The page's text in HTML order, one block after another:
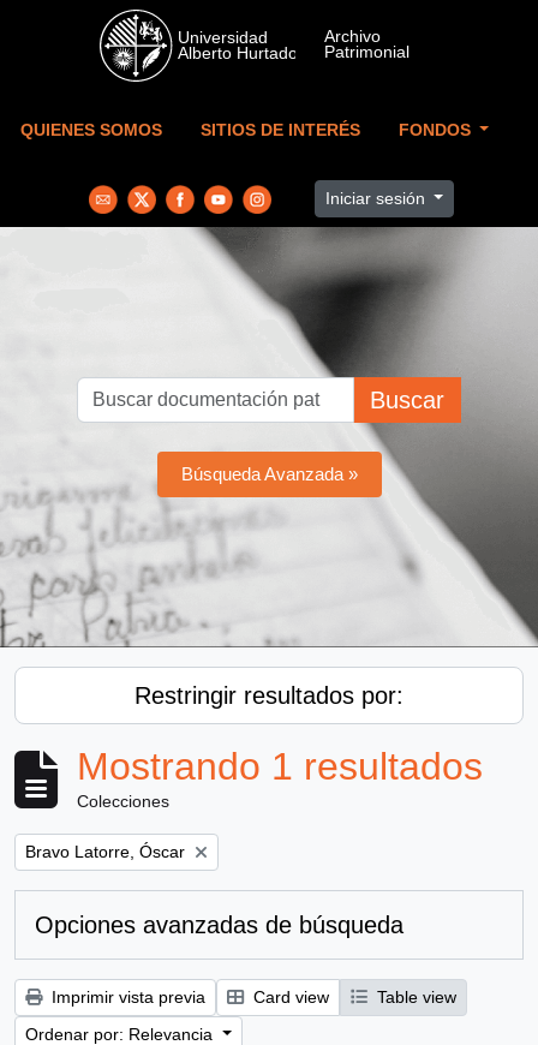
Skip to main content
QUIENES SOMOS SITIOS DE INTERÉS FONDOS
Iniciar sesión
Buscar
Búsqueda Avanzada »
Restringir resultados por:
Mostrando 1 resultados
Colecciones
Remove filter:
Bravo Latorre, Óscar
Opciones avanzadas de búsqueda
Imprimir vista previa Card view
Table view
Ordenar por: Relevancia